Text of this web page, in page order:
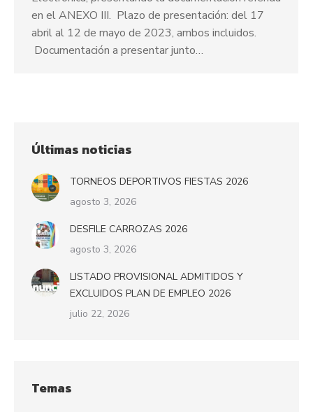
en el ANEXO III. Plazo de presentación: del 17
abril al 12 de mayo de 2023, ambos incluidos.
Documentación a presentar junto…
Últimas noticias
TORNEOS DEPORTIVOS FIESTAS 2026
agosto 3, 2026
DESFILE CARROZAS 2026
agosto 3, 2026
LISTADO PROVISIONAL ADMITIDOS Y
EXCLUIDOS PLAN DE EMPLEO 2026
julio 22, 2026
Temas